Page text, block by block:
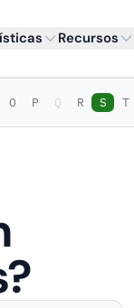
Recursos
O P Q R S T